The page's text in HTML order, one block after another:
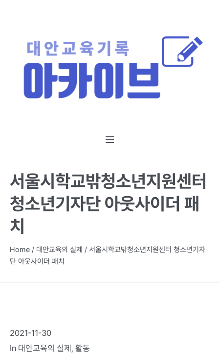
서울시학교밖청소년지원센터
청소년기자단 아웃사이더 패
치
Home / 대안교육의 실제 / 서울시학교밖청소년지원센터 청소년기자
단 아웃사이더 패치
2021-11-30
In 대안교육의 실제 , 활동